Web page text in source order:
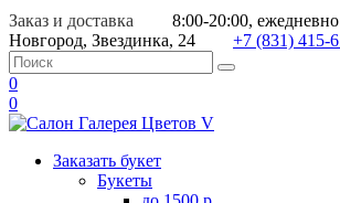
Заказ и доставка 8:00-20:00, ежедневно
Новгород, Звездинка, 24
+7 (831) 415-
0
0
Заказать букет
Букеты